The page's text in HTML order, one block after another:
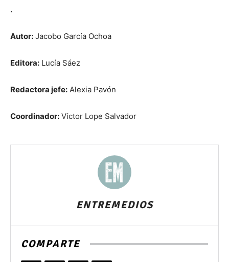
.
Autor: Jacobo García Ochoa
Editora: Lucía Sáez
Redactora jefe: Alexia Pavón
Coordinador: Víctor Lope Salvador
ENTREMEDIOS
COMPARTE